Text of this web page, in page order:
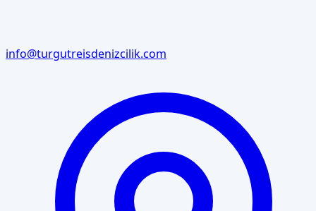
info@turgutreisdenizcilik.com